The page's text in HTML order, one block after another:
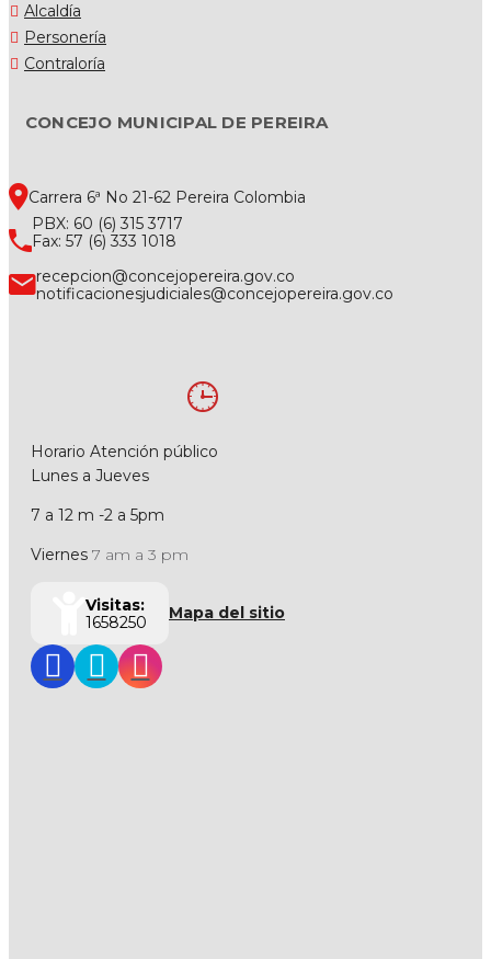
Alcaldía
Personería
Contraloría
CONCEJO MUNICIPAL DE PEREIRA
Carrera 6ª No 21-62 Pereira Colombia
PBX: 60 (6) 315 3717
Fax: 57 (6) 333 1018
recepcion@concejopereira.gov.co
notificacionesjudiciales@concejopereira.gov.co
Horario Atención público
Lunes a Jueves
7 a 12 m -2 a 5pm
Viernes 7 am a 3 pm
Visitas:
1658250
Mapa del sitio